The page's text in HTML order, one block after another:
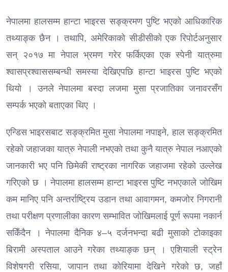
नेपालमा हालसम्म हान्टा भाइरस सङ्क्रमण पुष्टि भएको आधिकारिक
तथ्याङ्क छैन । तथापि, अमेरिकाको सीडीसीको एक रिपोर्टअनुसार
सन् २०१७ मा नेपाल भ्रमण गरेर फर्किएका एक स्पेनी यात्रुमा
श्वासप्रश्वाससम्बन्धी समस्या देखिएपछि हान्टा भाइरस पुष्टि भएको
थियो । उनले नेपालमा बस्दा लजमा मुसा प्रजातिका जनावरसँग
सम्पर्क भएको बताएका थिए ।
एन्डिस भाइरसबाट सङ्क्रमित मुसा नेपालमा नपाइने, हाल सङ्क्रमित
रहेको जहाजका यात्रु नेपाली नभएको तथा कुनै यात्रु नेपाल नआएको
जानकारी भए पनि छिमेकी राष्ट्रका नागरिक जहाजमा रहेको उल्लेख
गरिएको छ । नेपालमा हालसम्म हान्टा भाइरस पुष्टि नभएकाले जोखिम
कम मानिए पनि अन्तर्राष्ट्रिय उडान तथा आवागमन, कमजोर निगरानी
तथा परीक्षण प्रणालीका कारण सम्भावित जोखिमलाई पूर्ण रूपमा नकार्न
सकिँदैन । नेपालमा दैनिक ४–५ दर्जनभन्दा बढी मुसाको टोकाइका
बिरामी अस्पताल आउने गरेका तथ्याङ्क छन् । एशियाली स्ट्रेन
विशेषगरी रसिया, जापान तथा कोरियामा देखिने गरेको छ, जहाँ